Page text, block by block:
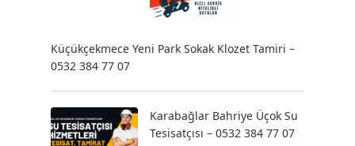
Küçükçekmece Yeni Park Sokak Klozet Tamiri –
0532 384 77 07
Karabağlar Bahriye Üçok Su
Tesisatçısı – 0532 384 77 07